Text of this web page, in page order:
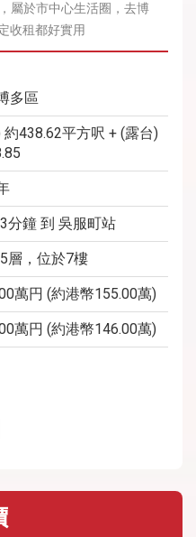
屬於市中心生活圈，去博
收租都好實用
多區
約438.62平方呎 + (露台)
分鐘 到 吳服町站
層，位於7樓
萬円 (約港幣155.00萬)
萬円 (約港幣146.00萬)